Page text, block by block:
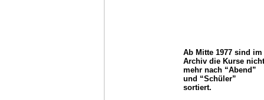
Ab Mitte 1977 sind im
Archiv die Kurse nicht
mehr nach “Abend”
und “Schüler”
sortiert.